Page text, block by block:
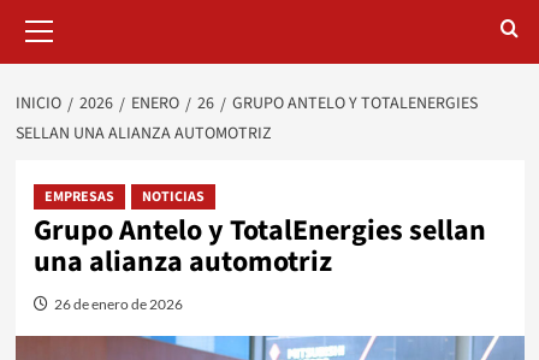
primario
INICIO 2026 ENERO 26
GRUPO ANTELO Y TOTALENERGIES
SELLAN UNA ALIANZA AUTOMOTRIZ
EMPRESAS NOTICIAS
Grupo Antelo y TotalEnergies sellan
una alianza automotriz
26 de enero de 2026